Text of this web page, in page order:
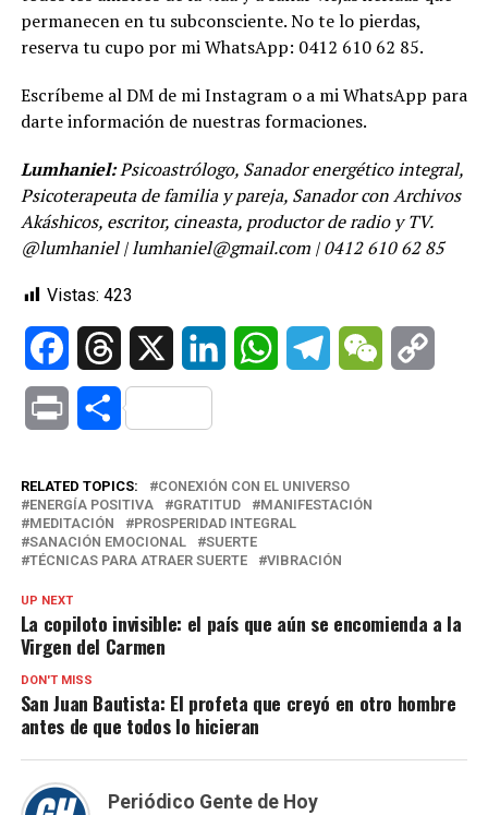
permanecen en tu subconsciente. No te lo pierdas,
reserva tu cupo por mi WhatsApp: 0412 610 62 85.
Escríbeme al DM de mi Instagram o a mi WhatsApp para
darte información de nuestras formaciones.
Lumhaniel:Psicoastrólogo, Sanador energético integral,
Psicoterapeuta de familia y pareja, Sanador con Archivos
Akáshicos, escritor, cineasta, productor de radio y TV.
@lumhaniel | lumhaniel@gmail.com | 0412 610 62 85
Vistas: 423
FacebookThreads LinkedIn WhatsAppTelegramWeChat
Print Compartir
RELATED TOPICS:
CONEXIÓN CON EL UNIVERSO
ENERGÍA POSITIVA
GRATITUD
MANIFESTACIÓN
MEDITACIÓN
PROSPERIDAD INTEGRAL
SANACIÓN EMOCIONAL
SUERTE
TÉCNICAS PARA ATRAER SUERTE
VIBRACIÓN
UP NEXT
La copiloto invisible: el país que aún se encomienda a la
Virgen del Carmen
DON'T MISS
San Juan Bautista: El profeta que creyó en otro hombre
antes de que todos lo hicieran
Periódico Gente de Hoy